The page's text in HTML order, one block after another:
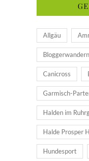
Allgäu
Bloggerwandern
Canicross
Garmisch-
Halden im
Halde Prosper
Hundesport